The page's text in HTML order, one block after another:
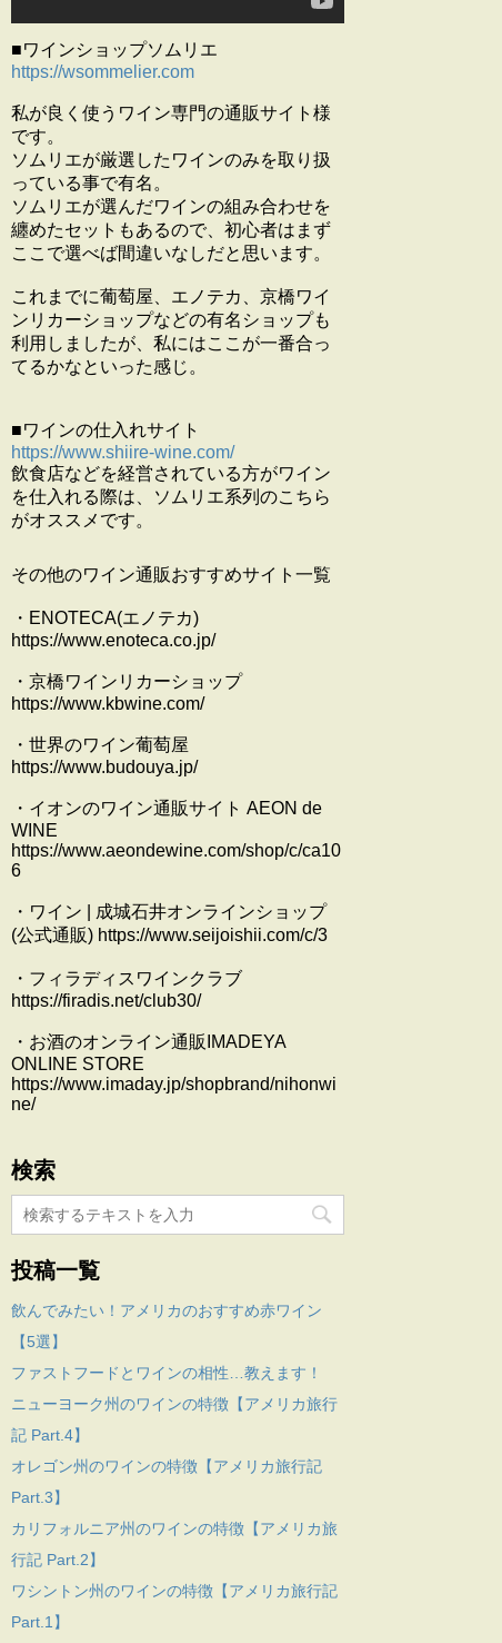
■ワインショップソムリエ
https://wsommelier.com
私が良く使うワイン専門の通販サイト様
です。
ソムリエが厳選したワインのみを取り扱
っている事で有名。
ソムリエが選んだワインの組み合わせを
纏めたセットもあるので、初心者はまず
ここで選べば間違いなしだと思います。
これまでに葡萄屋、エノテカ、京橋ワイ
ンリカーショップなどの有名ショップも
利用しましたが、私にはここが一番合っ
てるかなといった感じ。
■ワインの仕入れサイト
https://www.shiire-wine.com/
飲食店などを経営されている方がワイン
を仕入れる際は、ソムリエ系列のこちら
がオススメです。
その他のワイン通販おすすめサイト一覧
・ENOTECA(エノテカ)
https://www.enoteca.co.jp/
・京橋ワインリカーショップ
https://www.kbwine.com/
・世界のワイン葡萄屋
https://www.budouya.jp/
・イオンのワイン通販サイト AEON de
WINE
https://www.aeondewine.com/shop/c/ca10
6
・ワイン | 成城石井オンラインショップ
(公式通販) https://www.seijoishii.com/c/3
・フィラディスワインクラブ
https://firadis.net/club30/
・お酒のオンライン通販IMADEYA
ONLINE STORE
https://www.imaday.jp/shopbrand/nihonwi
ne/
検索
投稿一覧
飲んでみたい！アメリカのおすすめ赤ワイン
【5選】
ファストフードとワインの相性…教えます！
ニューヨーク州のワインの特徴【アメリカ旅行
記 Part.4】
オレゴン州のワインの特徴【アメリカ旅行記
Part.3】
カリフォルニア州のワインの特徴【アメリカ旅
行記 Part.2】
ワシントン州のワインの特徴【アメリカ旅行記
Part.1】